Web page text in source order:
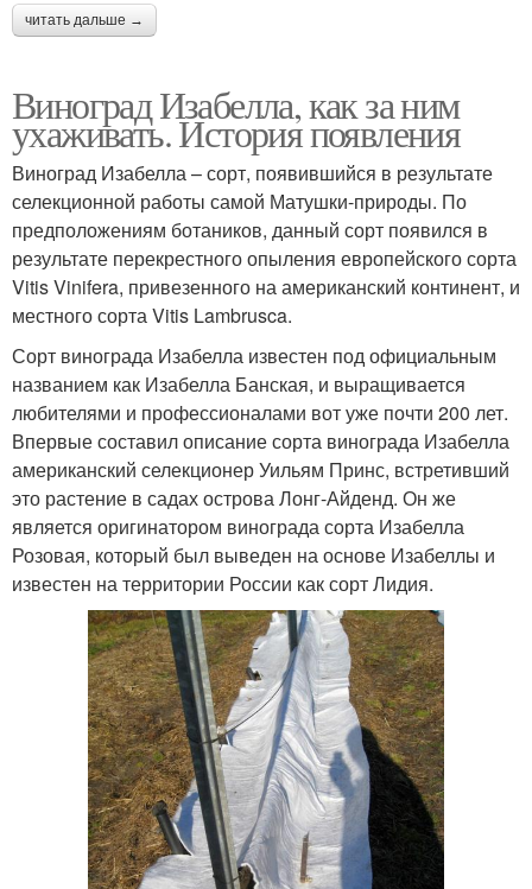
читать дальше →
Виноград Изабелла, как за ним
ухаживать. История появления
Виноград Изабелла – сорт, появившийся в результате
селекционной работы самой Матушки-природы. По
предположениям ботаников, данный сорт появился в
результате перекрестного опыления европейского сорта
Vitis Vinifera, привезенного на американский континент, и
местного сорта Vitis Lambrusca.
Сорт винограда Изабелла известен под официальным
названием как Изабелла Банская, и выращивается
любителями и профессионалами вот уже почти 200 лет.
Впервые составил описание сорта винограда Изабелла
американский селекционер Уильям Принс, встретивший
это растение в садах острова Лонг-Айденд. Он же
является оригинатором винограда сорта Изабелла
Розовая, который был выведен на основе Изабеллы и
известен на территории России как сорт Лидия.